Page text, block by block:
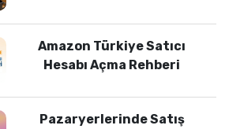
Amazon Türkiye Satıcı
Hesabı Açma Rehberi
Pazaryerlerinde Satış